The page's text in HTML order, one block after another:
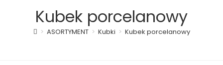
Kubek porcelanowy
> ASORTYMENT > Kubki > Kubek porcelanowy